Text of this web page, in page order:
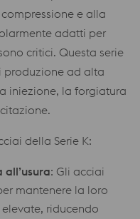
e alla
adatti per
critici. Questa serie
produzione ad alta
iniezione, la forgiatura
della Serie K:
: Gli acciai
mantenere la loro
riducendo